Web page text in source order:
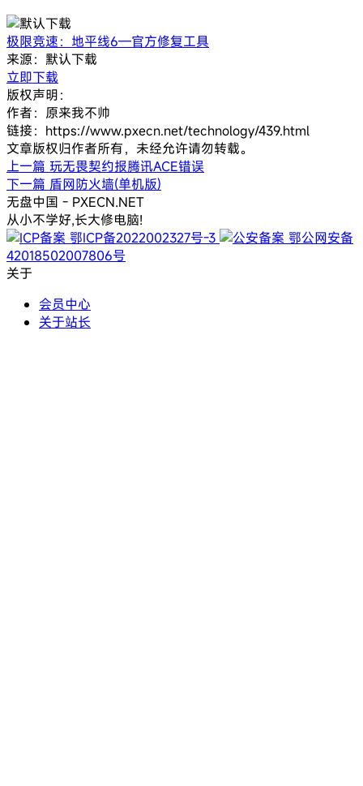
极限竞速：地平线6—官方修复工具
来源：默认下载
立即下载
版权声明：
作者：原来我不帅
链接：https://www.pxecn.net/technology/439.html
文章版权归作者所有，未经允许请勿转载。
上一篇 玩无畏契约报腾讯ACE错误
下一篇 盾网防火墙(单机版)
无盘中国 - PXECN.NET
从小不学好,长大修电脑!
鄂ICP备2022002327号-3
鄂公网安备
42018502007806号
关于
会员中心
关于站长